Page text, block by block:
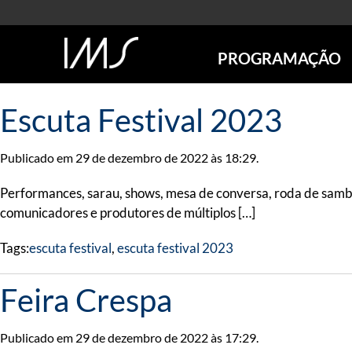
PROGRAMAÇÃO
SÃO PAULO
POÇOS DE CALDAS
EXPOSIÇÕES
ANTERIORES
Escuta Festival 2023
Publicado em 29 de dezembro de 2022 às 18:29.
Performances, sarau, shows, mesa de conversa, roda de
comunicadores e produtores de múltiplos […]
Tags:escuta festival,escuta festival 2023
Feira Crespa
Publicado em 29 de dezembro de 2022 às 17:29.